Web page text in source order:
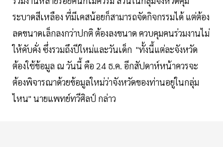
ระบาดสีเหลือง ที่มีเคสน้อยก็สามารถจัดกิจกรรมได้ แต่ต้อง
ลดขนาดเล็กลงกว่าปกติ ต้องลงขนาด ควบคุมคนร่วมงานไม่
ให้คับคั่ง ซึ่งรวมถึงปีใหม่และวันเด็ก "ทั้งนี้แต่ละจังหวัด
ต้องใช้ข้อมูล ณ วันนี้ คือ 24 ธ.ค. อีกสัปดาห์หน้าควรจะ
ต้องพิจารณาด้วยข้อมูลใหม่ว่าจังหวัดของท่านอยู่ในกลุ่ม
ไหน" นายแพทย์ทวีศิลป์ กล่าว